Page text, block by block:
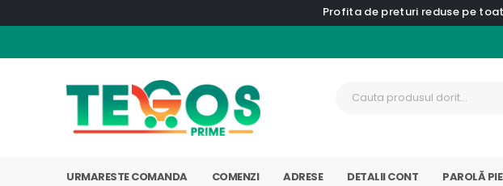
Profita de preturi reduse pe
URMARESTE COMANDA COMENZI ADRESE DETALII CONT PAROLĂ